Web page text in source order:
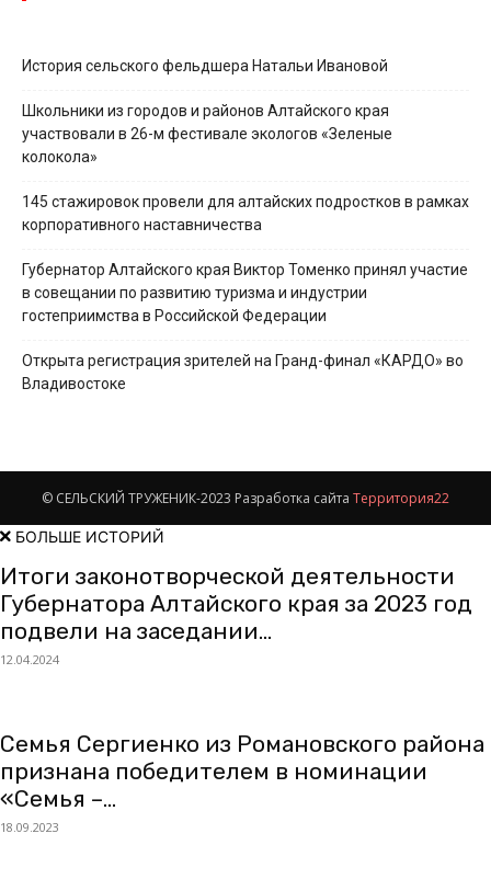
История сельского фельдшера Натальи Ивановой
Школьники из городов и районов Алтайского края
участвовали в 26-м фестивале экологов «Зеленые
колокола»
145 стажировок провели для алтайских подростков в рамках
корпоративного наставничества
Губернатор Алтайского края Виктор Томенко принял участие
в совещании по развитию туризма и индустрии
гостеприимства в Российской Федерации
Открыта регистрация зрителей на Гранд-финал «КАРДО» во
Владивостоке
© СЕЛЬСКИЙ ТРУЖЕНИК-2023 Разработка сайта Территория22
БОЛЬШЕ ИСТОРИЙ
Итоги законотворческой деятельности
Губернатора Алтайского края за 2023 год
подвели на заседании...
12.04.2024
Семья Сергиенко из Романовского района
признана победителем в номинации
«Семья –...
18.09.2023